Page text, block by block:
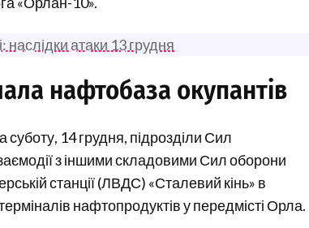
атаки 13 грудня
нафтобаза окупантів
14 грудня, підрозділи Сил
з іншими складовими Сил оборони
станції (ЛВДС) «Сталевий кінь» в
нафтопродуктів у передмісті Орла.